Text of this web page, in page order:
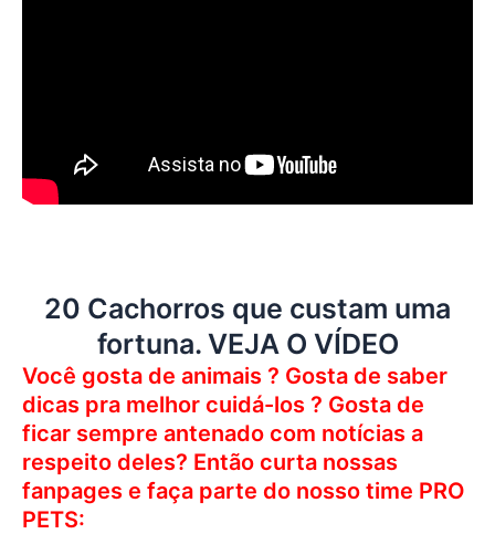
20 Cachorros que custam uma
fortuna. VEJA O VÍDEO
Você gosta de animais ? Gosta de saber
dicas pra melhor cuidá-los ? Gosta de
ficar sempre antenado com notícias a
respeito deles? Então curta nossas
fanpages e faça parte do nosso time PRO
PETS: